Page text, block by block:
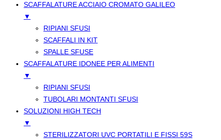
SCAFFALATURE ACCIAIO CROMATO GALILEO
▼
RIPIANI SFUSI
SCAFFALI IN KIT
SPALLE SFUSE
SCAFFALATURE IDONEE PER ALIMENTI
▼
RIPIANI SFUSI
TUBOLARI MONTANTI SFUSI
SOLUZIONI HIGH TECH
▼
STERILIZZATORI UVC PORTATILI E FISSI 59S